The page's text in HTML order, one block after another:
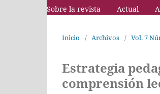
Sobre la revista Actual
Inicio / Archivos / Vol. 7
Estrategia
comprensión